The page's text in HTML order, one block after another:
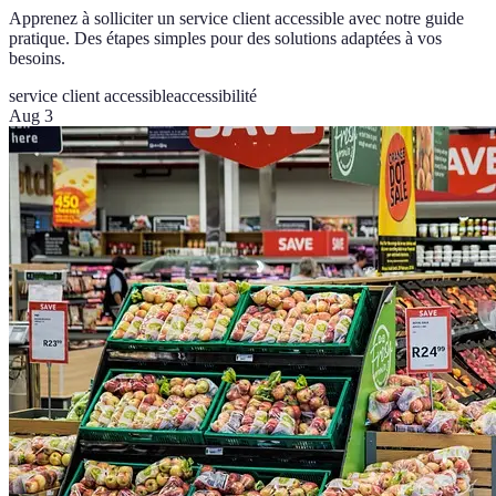
Apprenez à solliciter un service client accessible avec notre guide
pratique. Des étapes simples pour des solutions adaptées à vos
besoins.
service client accessibleaccessibilité
Aug 3